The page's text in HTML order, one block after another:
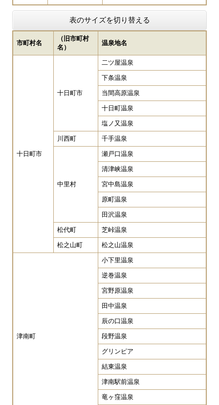
表のサイズを切り替える
市町村名
（旧市町村
名）
温泉地名
十日町市
十日町市
二ツ屋温泉
下条温泉
当間高原温泉
十日町温泉
塩ノ又温泉
川西町 千手温泉
中里村
瀬戸口温泉
清津峡温泉
宮中島温泉
原町温泉
田沢温泉
松代町 芝峠温泉
松之山町 松之山温泉
津南町
小下里温泉
逆巻温泉
宮野原温泉
田中温泉
辰の口温泉
段野温泉
グリンピア
結東温泉
津南駅前温泉
竜ヶ窪温泉